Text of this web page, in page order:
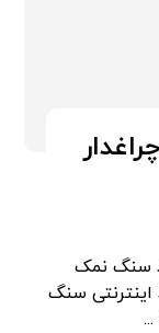
سنگ نمک
سنگ